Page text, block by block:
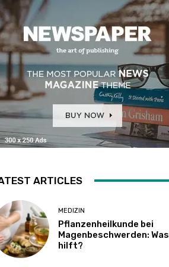
ARTICLES
MEDIZIN
Pflanzenheilkunde bei
Magenbeschwerden: Was
hilft?